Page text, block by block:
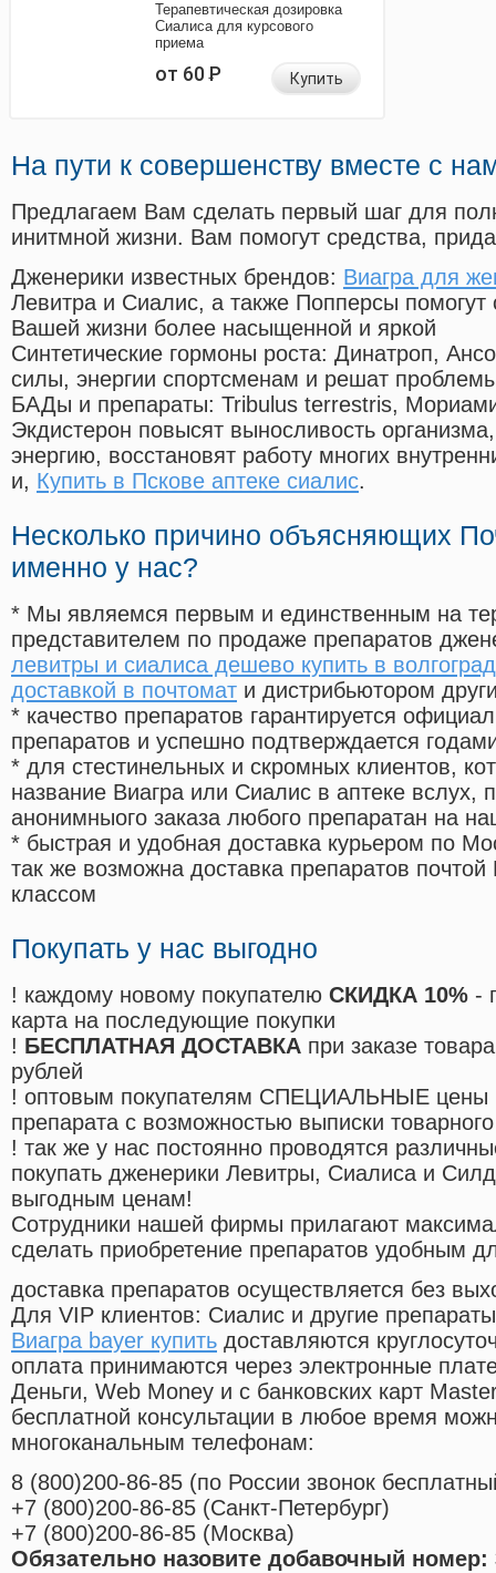
Терапевтическая дозировка
Сиалиса для курсового
приема
от 60Р Купить
На пути к совершенству вместе с
Предлагаем Вам сделать первый шаг для
инитмной жизни. Вам помогут средства,
Дженерики известных брендов: Виагра для
Левитра и Сиалис, а также Попперсы помогут
Вашей жизни более насыщенной и яркой
Синтетические гормоны роста: Динатроп,
силы, энергии спортсменам и решат
БАДы и препараты: Tribulus terrestris,
Экдистерон повысят выносливость
энергию, восстановят работу многих
и, Купить в Пскове аптеке сиалис.
Несколько причино объясняющих
именно у нас?
* Мы являемся первым и единственным на
представителем по продаже препаратов
левитры и сиалиса дешево купить в
доставкой в почтомат и дистрибьютором
* качество препаратов гарантируется
препаратов и успешно подтверждается
* для стестинельных и скромных клиентов,
название Виагра или Сиалис в аптеке вслух,
анонимныого заказа любого препаратан на
* быстрая и удобная доставка курьером по
так же возможна доставка препаратов
классом
Покупать у нас выгодно
! каждому новому покупателю СКИДКА 10% -
карта на последующие покупки
! БЕСПЛАТНАЯ ДОСТАВКА при заказе
рублей
! оптовым покупателям СПЕЦИАЛЬНЫЕ цены
препарата с возможностью выписки
! так же у нас постоянно проводятся
покупать дженерики Левитры, Сиалиса и
выгодным ценам!
Cотрудники нашей фирмы прилагают
сделать приобретение препаратов удобным
доставка препаратов осуществляется без
Для VIP клиентов: Сиалис и другие
Виагра bayer купить доставляются
оплата принимаются через электронные
Деньги, Web Money и с банковских карт
бесплатной консультации в любое время
многоканальным телефонам:
8 (800)200-86-85 (по России звонок
+7 (800)200-86-85 (Санкт-Петербург)
+7 (800)200-86-85 (Москва)
Обязательно назовите добавочный номер: